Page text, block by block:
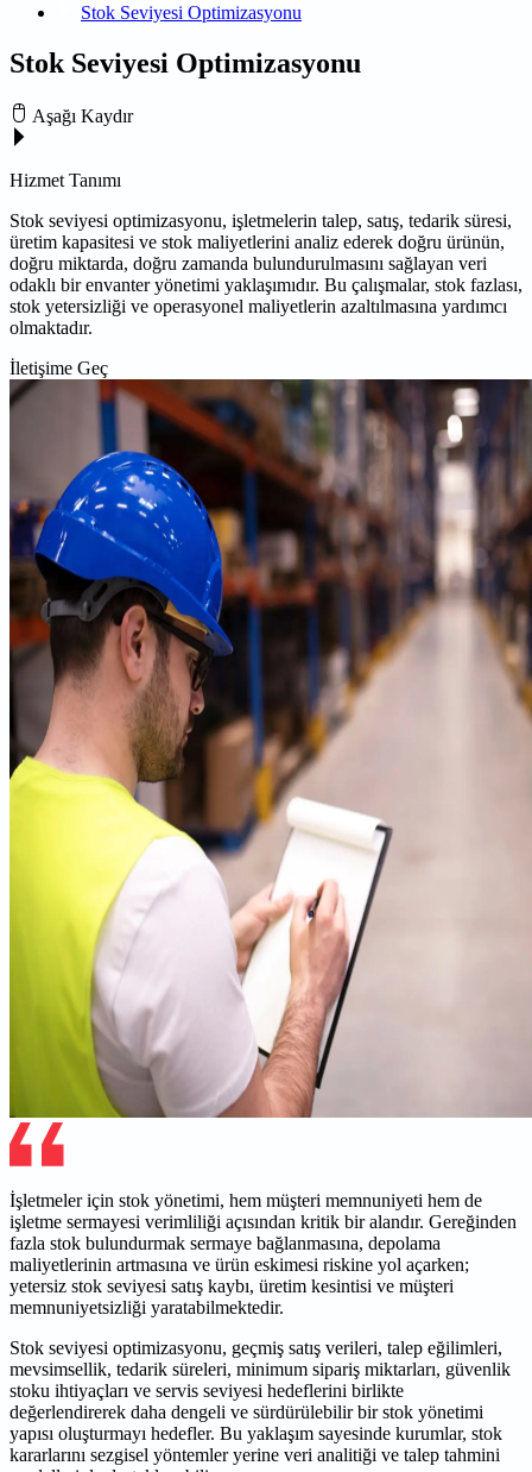
Stok Seviyesi Optimizasyonu
Stok Seviyesi Optimizasyonu
Aşağı Kaydır
Hizmet Tanımı
Stok seviyesi optimizasyonu, işletmelerin talep, satış, tedarik süresi,
üretim kapasitesi ve stok maliyetlerini analiz ederek doğru ürünün,
doğru miktarda, doğru zamanda bulundurulmasını sağlayan veri
odaklı bir envanter yönetimi yaklaşımıdır. Bu çalışmalar, stok fazlası,
stok yetersizliği ve operasyonel maliyetlerin azaltılmasına yardımcı
olmaktadır.
İletişime Geç
İşletmeler için stok yönetimi, hem müşteri memnuniyeti hem de
işletme sermayesi verimliliği açısından kritik bir alandır. Gereğinden
fazla stok bulundurmak sermaye bağlanmasına, depolama
maliyetlerinin artmasına ve ürün eskimesi riskine yol açarken;
yetersiz stok seviyesi satış kaybı, üretim kesintisi ve müşteri
memnuniyetsizliği yaratabilmektedir.
Stok seviyesi optimizasyonu, geçmiş satış verileri, talep eğilimleri,
mevsimsellik, tedarik süreleri, minimum sipariş miktarları, güvenlik
stoku ihtiyaçları ve servis seviyesi hedeflerini birlikte
değerlendirerek daha dengeli ve sürdürülebilir bir stok yönetimi
yapısı oluşturmayı hedefler. Bu yaklaşım sayesinde kurumlar, stok
kararlarını sezgisel yöntemler yerine veri analitiği ve talep tahmini